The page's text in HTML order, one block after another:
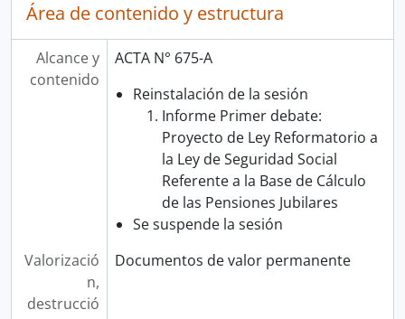
Área de contenido y estructura
Alcance y
contenido
ACTA N° 675-A
Reinstalación de la sesión
Informe Primer debate:
Proyecto de Ley Reformatorio a
la Ley de Seguridad Social
Referente a la Base de Cálculo
de las Pensiones Jubilares
Se suspende la sesión
Valorizació
n,
destrucció
Documentos de valor permanente